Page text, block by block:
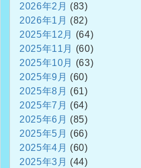
2026年2月 (83)
2026年1月 (82)
2025年12月
(64)
2025年11月
(60)
2025年10月
(63)
2025年9月 (60)
2025年8月 (61)
2025年7月 (64)
2025年6月 (85)
2025年5月 (66)
2025年4月 (60)
2025年3月 (44)